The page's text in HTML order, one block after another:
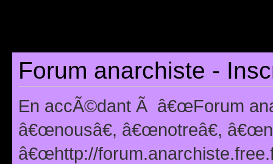
Forum anarchiste -
En accÃ©dant Ã â€œForum
â€œnousâ€, â€œnotreâ€,
â€œhttp://